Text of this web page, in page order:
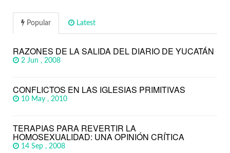
Popular Latest
RAZONES DE LA SALIDA DEL DIARIO DE YUCATÁN
2 Jun , 2008
CONFLICTOS EN LAS IGLESIAS PRIMITIVAS
10 May , 2010
TERAPIAS PARA REVERTIR LA
HOMOSEXUALIDAD: UNA OPINIÓN CRÍTICA
14 Sep , 2008